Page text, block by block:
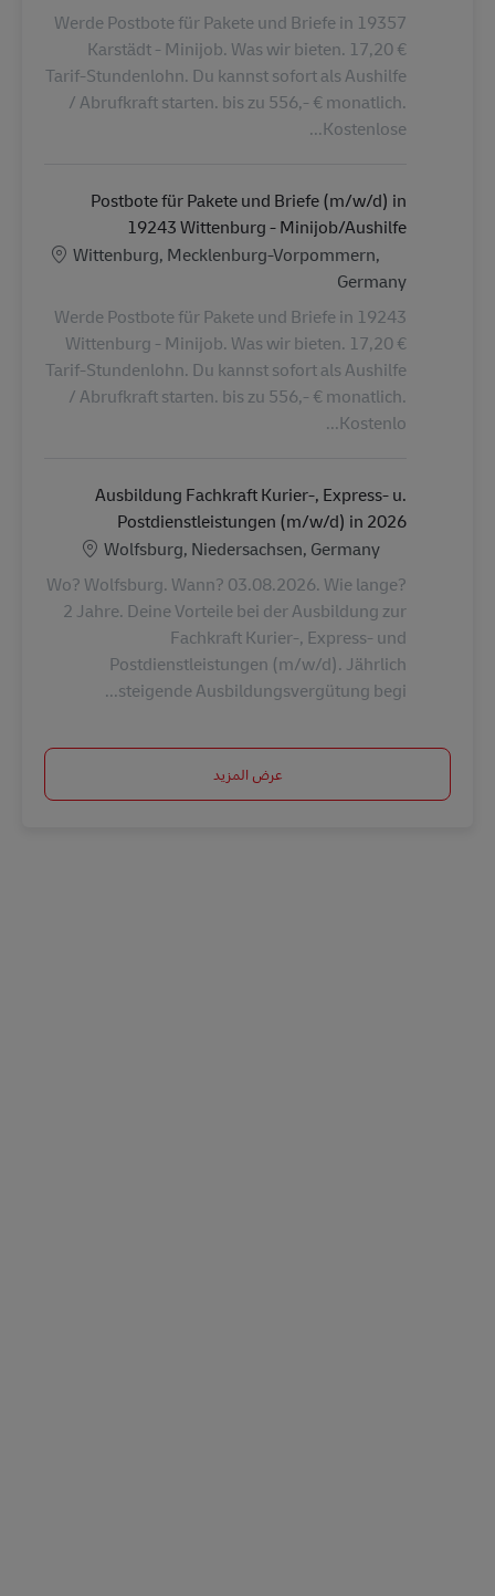
Werde Postbote für Pakete und Briefe in 19357
Karstädt - Minijob. Was wir bieten. 17,20 €
Tarif-Stundenlohn. Du kannst sofort als Aushilfe
/ Abrufkraft starten. bis zu 556,- € monatlich.
Kostenlose...
Postbote für Pakete und Briefe (m/w/d) in
19243 Wittenburg - Minijob/Aushilfe
الموقع
Wittenburg, Mecklenburg-Vorpommern,
Germany
Werde Postbote für Pakete und Briefe in 19243
Wittenburg - Minijob. Was wir bieten. 17,20 €
Tarif-Stundenlohn. Du kannst sofort als Aushilfe
/ Abrufkraft starten. bis zu 556,- € monatlich.
Kostenlo...
Ausbildung Fachkraft Kurier-, Express- u.
Postdienstleistungen (m/w/d) in 2026
الموقع
Wolfsburg, Niedersachsen, Germany
Wo? Wolfsburg. Wann? 03.08.2026. Wie lange?
2 Jahre. Deine Vorteile bei der Ausbildung zur
Fachkraft Kurier-, Express- und
Postdienstleistungen (m/w/d). Jährlich
steigende Ausbildungsvergütung begi...
عرض المزيد